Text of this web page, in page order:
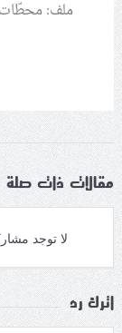
ملف: محطّات
مقالات ذات صلة
لا توجد
اترك رد